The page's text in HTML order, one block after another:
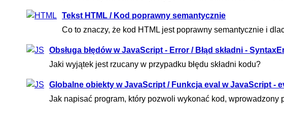
Tekst HTML / Kod poprawny semantycznie
Co to znaczy, że kod HTML jest poprawny semantycznie i
Obsługa błędów w JavaScript - Error / Błąd składni -
Jaki wyjątek jest rzucany w przypadku błędu składni kodu?
Globalne obiekty w JavaScript / Funkcja eval w JavaScript -
Jak napisać program, który pozwoli wykonać kod, wprowadzony